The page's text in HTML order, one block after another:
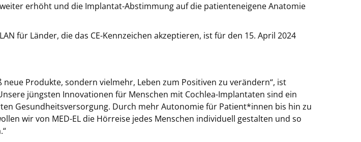
erhöht und die Implantat-Abstimmung auf die patienteneigene Anatomie
für Länder, die das CE-Kennzeichen akzeptieren, ist für den 15. April 2024
Produkte, sondern vielmehr, Leben zum Positiven zu verändern“, ist
jüngsten Innovationen für Menschen mit Cochlea-Implantaten sind ein
Gesundheitsversorgung. Durch mehr Autonomie für Patient*innen bis hin zu
wir von MED-EL die Hörreise jedes Menschen individuell gestalten und so